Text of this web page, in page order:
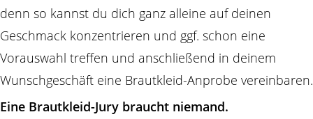
denn so kannst du dich ganz alleine auf deinen
Geschmack konzentrieren und ggf. schon eine
Vorauswahl treffen und anschließend in deinem
Wunschgeschäft eine Brautkleid-Anprobe vereinbaren.
Eine Brautkleid-Jury braucht niemand.